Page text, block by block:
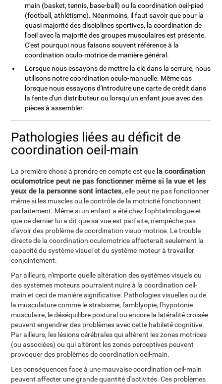
main (basket, tennis, base-ball) ou la coordination oeil-pied
(football, athlétisme). Néanmoins, il faut savoir que pour la
quasi majorité des disciplines sportives, la coordination de
l'oeil avec la majorité des groupes musculaires est présente.
C'est pourquoi nous faisons souvent référence à la
coordination oculo-motrice de manière général.
Lorsque nous essayons de mettre la clé dans la serrure, nous
utilisons notre coordination oculo-manuelle. Même cas
lorsque nous essayons d'introduire une carte de crédit dans
la fente d'un distributeur ou lorsqu'un enfant joue avec des
pièces à assembler.
Pathologies liées au déficit de
coordination oeil-main
La première chose à prendre en compte est que la coordination
oculomotrice peut ne pas fonctionner même si la vue et les
yeux de la personne sont intactes, elle peut ne pas fonctionner
même si les muscles ou le contrôle de la motricité fonctionnent
parfaitement. Même si un enfant a été chez l'ophtalmologue et
que ce dernier lui a dit que sa vue est parfaite, n'empêche pas
d'avoir des problème de coordination visuo-motrice. Le trouble
directe de la coordination oculomotrice affecterait seulement la
capacité du système visuel et du système moteur à travailler
conjointement.
Par ailleurs, n'importe quelle altération des systèmes visuels ou
des systèmes moteurs pourraient nuire à la coordination oeil-
main et ceci de manière significative. Pathologies visuelles ou de
la musculature comme le strabisme, l'amblyopie, l'hypotonie
musculaire, le déséquilibre postural ou encore la latéralité croisée
peuvent engendrer des problèmes avec cette habileté cognitive.
Par ailleurs, les lésions cérébrales qui altèrent les zones motrices
(ou associées) ou qui altèrent les zones perceptives peuvent
provoquer des problèmes de coordination oeil-main.
Les conséquences face à une mauvaise coordination oeil-main
peuvent affecter une grande quantité d'activités. Ces problèmes